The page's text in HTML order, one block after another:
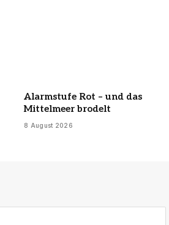
Alarmstufe Rot – und das
Mittelmeer brodelt
8 August 2026